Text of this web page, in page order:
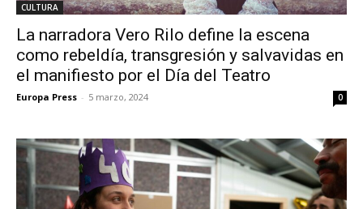
CULTURA
La narradora Vero Rilo define la escena
como rebeldía, transgresión y salvavidas en
el manifiesto por el Día del Teatro
Europa Press - 5 marzo, 2024 0